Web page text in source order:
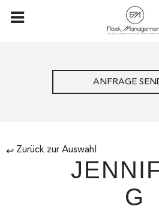
ANFRAGE
↩ Zurück zur Auswahl
G